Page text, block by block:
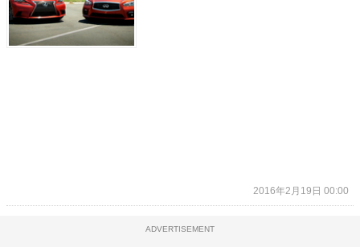
2016年2月19日 00:00
ADVERTISEMENT